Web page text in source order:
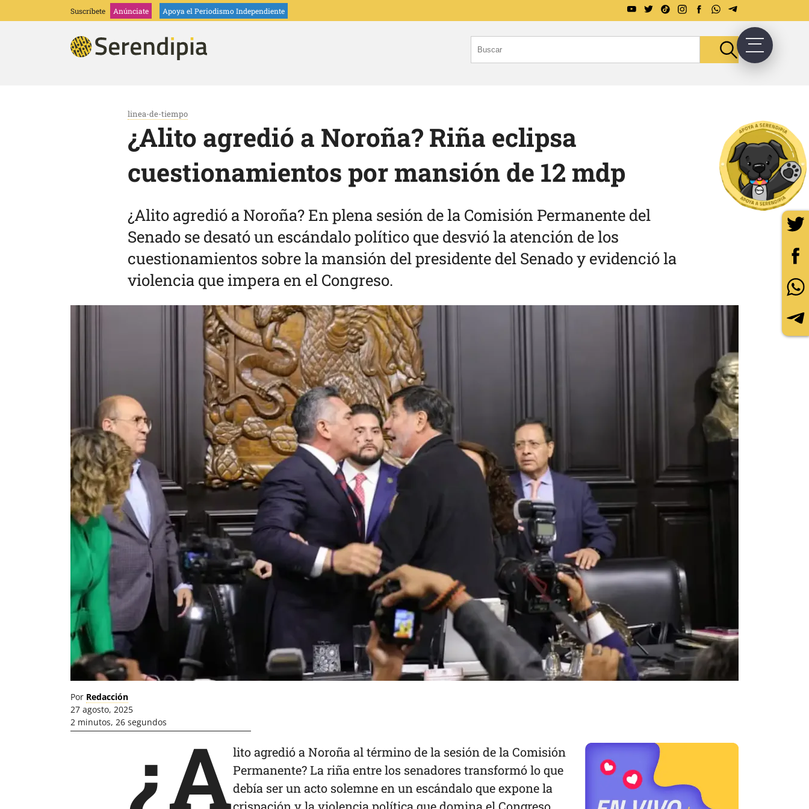
Suscríbete Anúnciate Apoya el Periodismo Independiente
linea-de-tiempo
¿Alito agredió a Noroña? Riña eclipsa
cuestionamientos por mansión de 12 mdp
¿Alito agredió a Noroña? En plena sesión de la Comisión Permanente del
Senado se desató un escándalo político que desvió la atención de los
cuestionamientos sobre la mansión del presidente del Senado y evidenció la
violencia que impera en el Congreso.
Por Redacción
27 agosto, 2025
2 minutos, 26 segundos¿Alito agredió a Noroña al término de la sesión de la Comisión
Permanente? La riña entre los senadores transformó lo que
debía ser un acto solemne en un escándalo que expone la